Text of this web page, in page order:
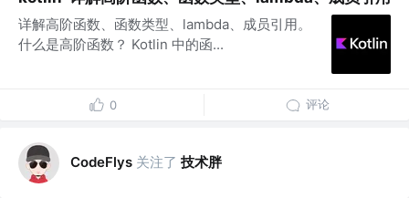
详解高阶函数、函数类型、lambda、成员引用。
什么是高阶函数？ Kotlin 中的函...
0 评论
CodeFlys 关注了 技术胖